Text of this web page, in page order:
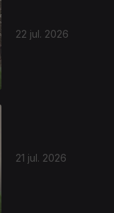
22 jul. 2026
21 jul. 2026